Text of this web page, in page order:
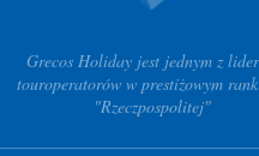
Grecos Holiday jest jednym z
touroperatorów w prestiżowym
"Rzeczpospolitej"